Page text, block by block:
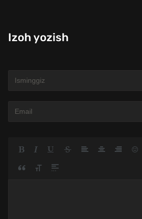
Izoh yozish